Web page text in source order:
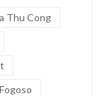
Thu Cong